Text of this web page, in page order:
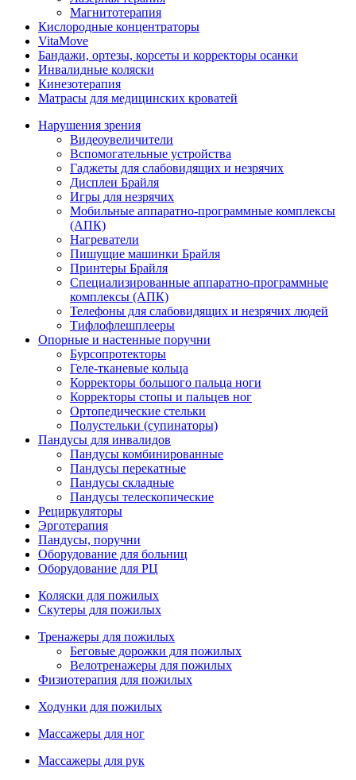
Магнитотерапия
Кислородные концентраторы
VitaMove
Бандажи, ортезы, корсеты и корректоры осанки
Инвалидные коляски
Кинезотерапия
Матрасы для медицинских кроватей
Нарушения зрения
Видеоувеличители
Вспомогательные устройства
Гаджеты для слабовидящих и незрячих
Дисплеи Брайля
Игры для незрячих
Мобильные аппаратно-программные комплексы
(АПК)
Нагреватели
Пишущие машинки Брайля
Принтеры Брайля
Специализированные аппаратно-программные
комплексы (АПК)
Телефоны для слабовидящих и незрячих людей
Тифлофлешплееры
Опорные и настенные поручни
Бурсопротекторы
Геле-тканевые кольца
Корректоры большого пальца ноги
Корректоры стопы и пальцев ног
Ортопедические стельки
Полустельки (супинаторы)
Пандусы для инвалидов
Пандусы комбинированные
Пандусы перекатные
Пандусы складные
Пандусы телескопические
Рециркуляторы
Эрготерапия
Пандусы, поручни
Оборудование для больниц
Оборудование для РЦ
Коляски для пожилых
Скутеры для пожилых
Тренажеры для пожилых
Беговые дорожки для пожилых
Велотренажеры для пожилых
Физиотерапия для пожилых
Ходунки для пожилых
Массажеры для ног
Массажеры для рук